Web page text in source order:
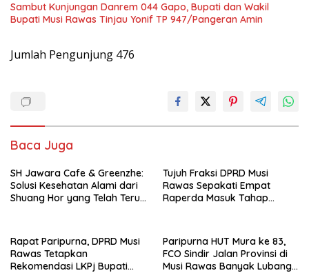
Sambut Kunjungan Danrem 044 Gapo, Bupati dan Wakil
Bupati Musi Rawas Tinjau Yonif TP 947/Pangeran Amin
Jumlah Pengunjung 476
Baca Juga
SH Jawara Cafe & Greenzhe:
Solusi Kesehatan Alami dari
Shuang Hor yang Telah Teruji
Tujuh Fraksi DPRD Musi
Rawas Sepakati Empat
Raperda Masuk Tahap
Rapat Paripurna, DPRD Musi
Rawas Tetapkan
Rekomendasi LKPj Bupati
Paripurna HUT Mura ke 83,
FCO Sindir Jalan Provinsi di
Musi Rawas Banyak Lubang,